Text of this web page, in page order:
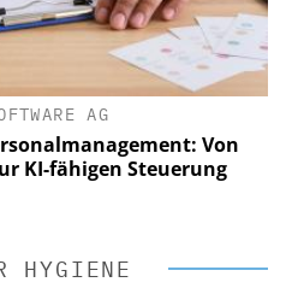
AG
Von
KI-fähigen Steuerung
HYGIENE